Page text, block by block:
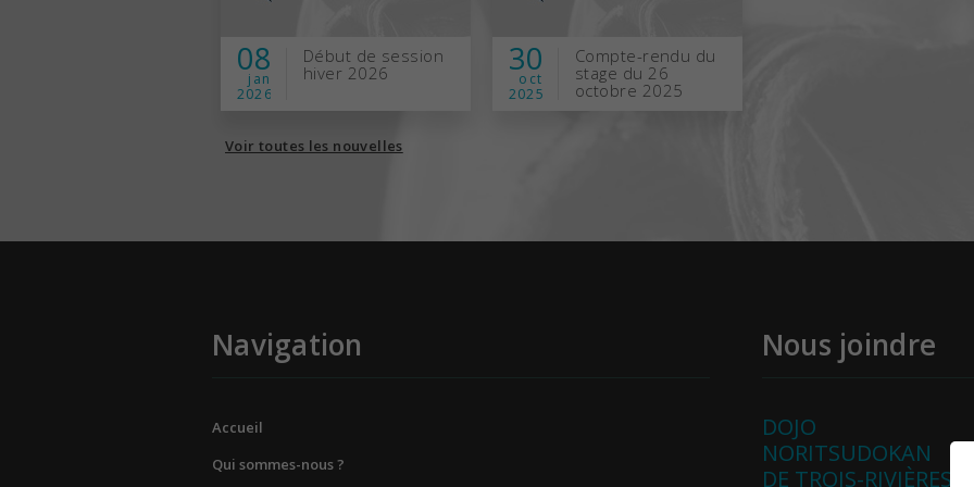
08
jan
2026
Début de session
hiver 2026
30
oct
2025
Compte-rendu du
stage du 26
octobre 2025
Voir toutes les nouvelles
Navigation
Accueil
Qui sommes-nous ?
Nous joindre
DOJO
NORITSUDOKAN
DE TROIS-RIVIÈRES